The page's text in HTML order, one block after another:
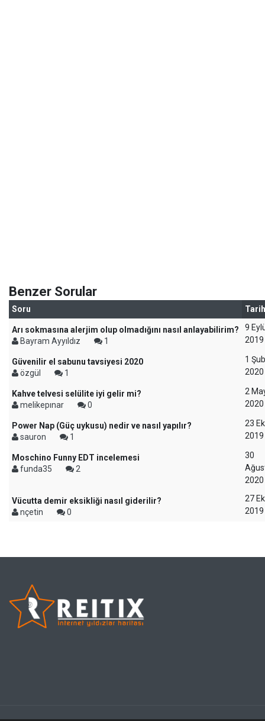
Benzer Sorular
Soru Tarih
Arı sokmasına alerjim olup olmadığını nasıl anlayabilirim?
Bayram Ayyıldız
1
9
2019
Güvenilir el sabunu tavsiyesi 2020
özgül
1
1
2020
Kahve telvesi selülite iyi gelir mi?
melikepınar
0
2
2020
Power Nap (Güç uykusu) nedir ve nasıl yapılır?
sauron
1
23
2019
Moschino Funny EDT incelemesi
funda35
2
30
2020
Vücutta demir eksikliği nasıl giderilir?
nçetin
0
27
2019